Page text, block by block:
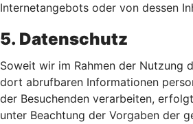
Internetangebots oder von dessen
5. Datenschutz
Soweit wir im Rahmen der Nutzung
dort abrufbaren Informationen
der Besuchenden verarbeiten,
unter Beachtung der Vorgaben der